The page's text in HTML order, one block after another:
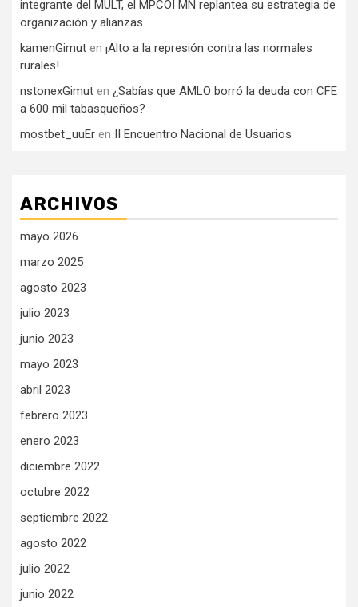
integrante del MULT, el MPCOI MN replantea su estrategia de
organización y alianzas.
kamenGimut en ¡Alto a la represión contra las normales
rurales!
nstonexGimut en ¿Sabías que AMLO borró la deuda con CFE
a 600 mil tabasqueños?
mostbet_uuEr en II Encuentro Nacional de Usuarios
ARCHIVOS
mayo 2026
marzo 2025
agosto 2023
julio 2023
junio 2023
mayo 2023
abril 2023
febrero 2023
enero 2023
diciembre 2022
octubre 2022
septiembre 2022
agosto 2022
julio 2022
junio 2022